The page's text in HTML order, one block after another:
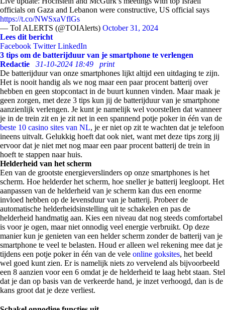
officials on Gaza and Lebanon were constructive, US official says
https://t.co/NWSxaVflGs
— ToI ALERTS (@TOIAlerts) October 31, 2024
Lees dit bericht
Facebook Twitter LinkedIn
3 tips om de batterijduur van je smartphone te verlengen
Redactie
31-10-2024 18:49
print
De batterijduur van onze smartphones lijkt altijd een uitdaging te zijn.
Het is nooit handig als we nog maar een paar procent batterij over
hebben en geen stopcontact in de buurt kunnen vinden. Maar maak je
geen zorgen, met deze 3 tips kun jij de batterijduur van je smartphone
aanzienlijk verlengen. Je kunt je namelijk wel voorstellen dat wanneer
je in de trein zit en je zit net in een spannend potje poker in één van de
beste 10 casino sites van NL, je er niet op zit te wachten dat je telefoon
ineens uitvalt. Gelukkig hoeft dat ook niet, want met deze tips zorg jij
ervoor dat je niet met nog maar een paar procent batterij de trein in
hoeft te stappen naar huis.
Helderheid van het scherm
Een van de grootste energieverslinders op onze smartphones is het
scherm. Hoe helderder het scherm, hoe sneller je batterij leegloopt. Het
aanpassen van de helderheid van je scherm kan dus een enorme
invloed hebben op de levensduur van je batterij. Probeer de
automatische helderheidsinstelling uit te schakelen en pas de
helderheid handmatig aan. Kies een niveau dat nog steeds comfortabel
is voor je ogen, maar niet onnodig veel energie verbruikt. Op deze
manier kun je genieten van een helder scherm zonder de batterij van je
smartphone te veel te belasten. Houd er alleen wel rekening mee dat je
tijdens een potje poker in één van de vele online goksites, het beeld
wel goed kunt zien. Er is namelijk niets zo vervelend als bijvoorbeeld
een 8 aanzien voor een 6 omdat je de helderheid te laag hebt staan. Stel
dat je dan op basis van de verkeerde hand, je inzet verhoogd, dan is de
kans groot dat je deze verliest.